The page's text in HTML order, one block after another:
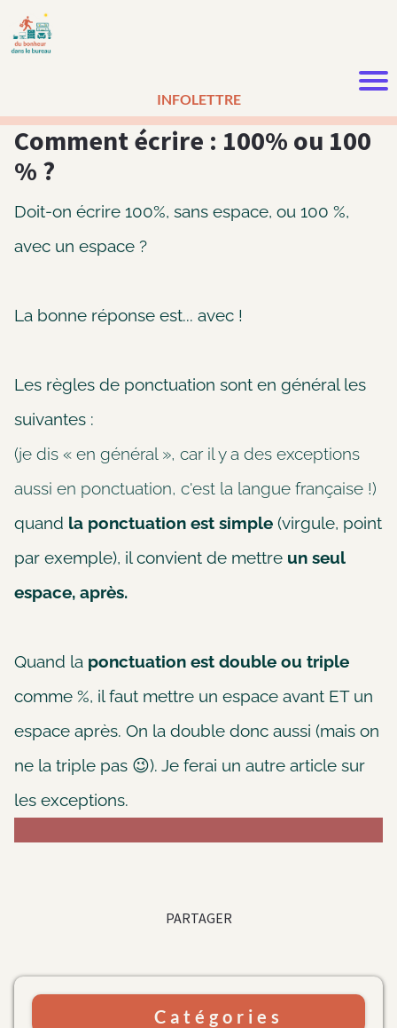
INFOLETTRE
Comment écrire : 100% ou 100
% ?
Doit-on écrire 100%, sans espace, ou 100 %,
avec un espace ?
La bonne réponse est... avec !
Les règles de ponctuation sont en général les
suivantes :
(je dis « en général », car il y a des exceptions
aussi en ponctuation, c'est la langue française !)
quand la ponctuation est simple (virgule, point
par exemple), il convient de mettre un seul
espace, après.
Quand la ponctuation est double ou triple
comme %, il faut mettre un espace avant ET un
espace après. On la double donc aussi (mais on
ne la triple pas 😉). Je ferai un autre article sur
les exceptions.
PARTAGER
Catégories